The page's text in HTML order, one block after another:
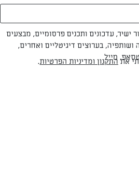
ישיר, עדכונים ותכנים פרסומיים, מבצעים
בערוצים דיגיטליים ואחרים,
את התקנון ומדיניות הפרטיות.